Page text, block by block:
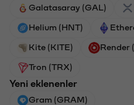
Galatasaray (GAL)
Helium (HNT)
Kite (KITE) Render
Tron (TRX)
Yeni eklenenler
Gram (GRAM)